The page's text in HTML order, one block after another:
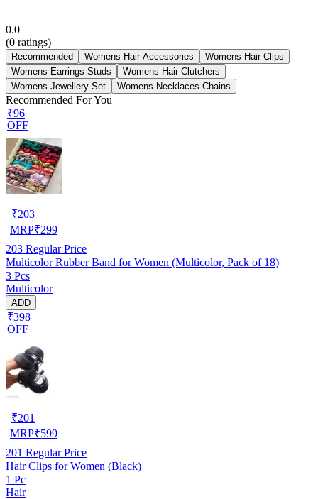
0.0
(0 ratings)
Recommended Womens Hair Accessories
Womens Hair Clips
Womens Earrings Studs
Womens Hair Clutchers
Womens Jewellery Set
Womens Necklaces Chains
Recommended For You
₹96
OFF
₹203
MRP₹299
203 Regular Price
Multicolor Rubber Band for Women (Multicolor, Pack of 18)
3 Pcs
Multicolor
ADD
₹398
OFF
₹201
MRP₹599
201 Regular Price
Hair Clips for Women (Black)
1 Pc
Hair